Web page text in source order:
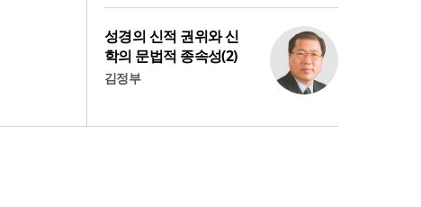
성경의 신적 권위와 신
학의 문법적 종속성(2)
김정부